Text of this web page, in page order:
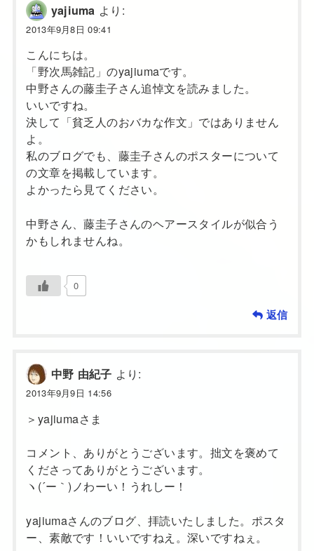
yajiuma より:
2013年9月8日 09:41
こんにちは。
「野次馬雑記」のyajiumaです。
中野さんの藤圭子さん追悼文を読みました。
いいですね。
決して「貧乏人のおバカな作文」ではありません
よ。
私のブログでも、藤圭子さんのポスターについて
の文章を掲載しています。
よかったら見てください。
中野さん、藤圭子さんのヘアースタイルが似合う
かもしれませんね。
0
返信
中野 由紀子 より:
2013年9月9日 14:56
＞yajiumaさま
コメント、ありがとうございます。拙文を褒めて
くださってありがとうございます。
ヽ(´ー｀)ノわーい！うれしー！
yajiumaさんのブログ、拝読いたしました。ポスタ
ー、素敵です！いいですねえ。深いですねぇ。